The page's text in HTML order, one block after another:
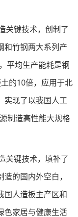
关键技术，创制了
和竹钢两大系列产
平均生产能耗是钢
的10倍，应用于北
实现了以我国人工
制造高性能大规格
关键技术，填补了
的国内外空白，
国人造板主产区和
色家居与健康生活